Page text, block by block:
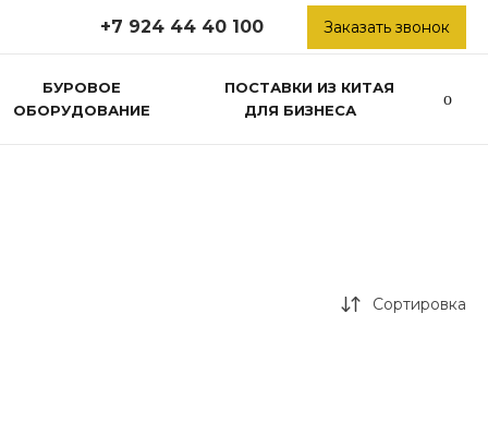
+7 924 44 40 100 Заказать звонок
БУРОВОЕ
ОБОРУДОВАНИЕ
ПОСТАВКИ ИЗ КИТАЯ
ДЛЯ БИЗНЕСА
Сортировка